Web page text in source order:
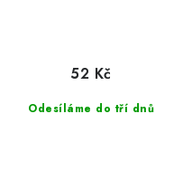
Odesíláme do tří dnů
52 Kč